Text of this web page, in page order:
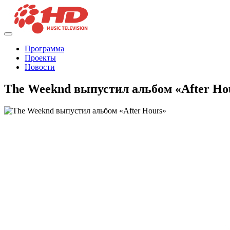
Программа
Проекты
Новости
The Weeknd выпустил альбом «After